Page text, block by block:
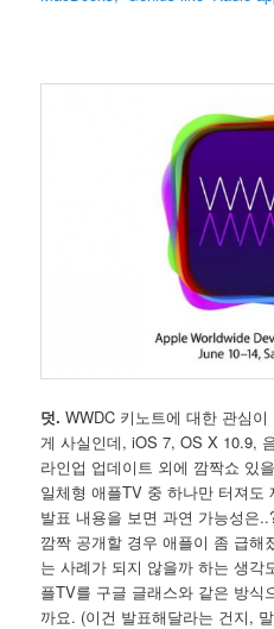
덧. WWDC 키노트에 대한 관심
게 사실인데, iOS 7, OS X 10.9,
라인업 업데이트 외에 깜짝쇼 있
일체형 애플TV 중 하나만 터져도
발표 내용을 보면 과연 가능성은
깜짝 공개할 경우 애플이 좀 급해
는 사례가 되지 않을까 하는 생각
플TV를 구글 글래스와 같은 방식
까요. (이건 발표해달라는 건지,